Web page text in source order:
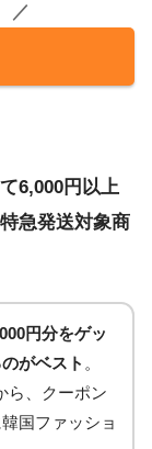
／
6,000円以上
急発送対象商
円分をゲッ
がベスト 。
ら、クーポン
国ファッショ